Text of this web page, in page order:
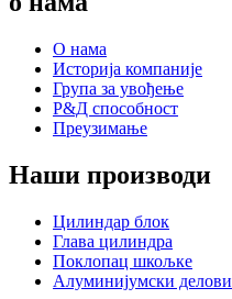
О нама
Историја компаније
Група за увођење
Р&Д способност
Преузимање
Наши производи
Цилиндар блок
Глава цилиндра
Поклопац шкољке
Алуминијумски делови